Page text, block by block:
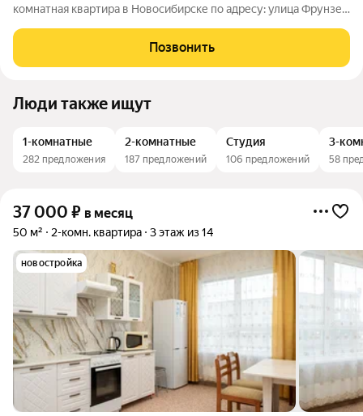
комнатная квартира в Новосибирске по адресу: улица Фрунзе,
кирпично-монолитного дома, построенного в 2022 году.
Позвонить
Люди также ищут
1-комнатные
282 предложения
2-комнатные
187 предложений
Студия
106 предложений
3-
58
37 000 ₽ в месяц
50 м² 2-комн. квартира 3 этаж из 14
новостройка